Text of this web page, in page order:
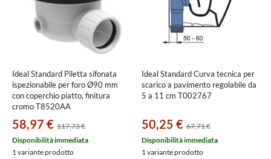
Ideal Standard Piletta sifonata
ispezionabile per foro Ø90 mm
con coperchio piatto, finitura
cromo T8520AA
58,97 € 117,73 €
Disponibilità immediata
1 variante prodotto
Ideal Standard Curva tecnica per
scarico a pavimento regolabile da
5 a 11 cm T002767
50,25 € 67,71 €
Disponibilità immediata
1 variante prodotto